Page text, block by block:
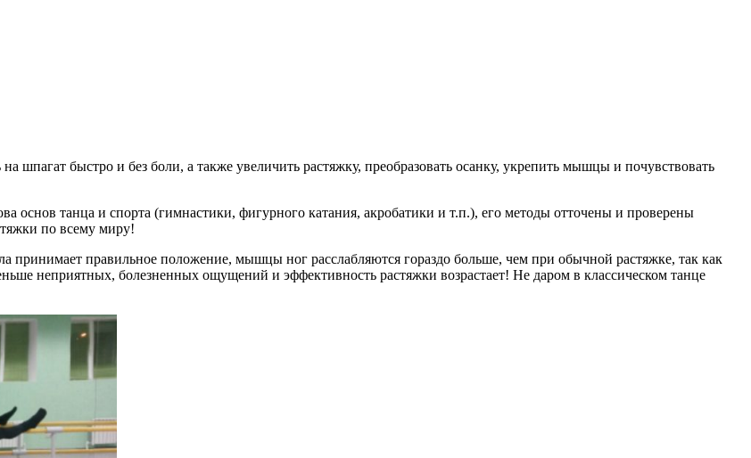
шпагат быстро и без боли, а также увеличить растяжку, преобразовать осанку, укрепить мышцы и почувствовать
основ танца и спорта (гимнастики, фигурного катания, акробатики и т.п.), его методы отточены и проверены
по всему миру!
принимает правильное положение, мышцы ног расслабляются гораздо больше, чем при обычной растяжке, так как
неприятных, болезненных ощущений и эффективность растяжки возрастает! Не даром в классическом танце